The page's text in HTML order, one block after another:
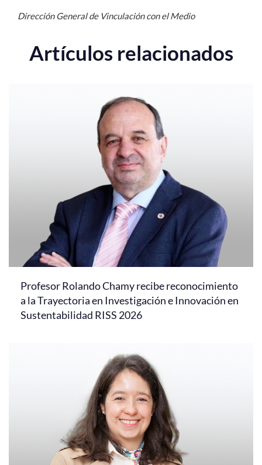
Dirección General de Vinculación con el Medio
Artículos relacionados
Profesor Rolando Chamy recibe reconocimiento
a la Trayectoria en Investigación e Innovación en
Sustentabilidad RISS 2026